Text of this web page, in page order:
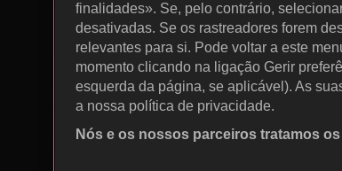
finalidades». Se, pelo contrário,
desativadas. Se os rastreadores forem
relevantes para si. Pode voltar a este
momento clicando na ligação Gerir
esquerda da página, se aplicável). As
a nossa política de privacidade.
Nós e os nossos parceiros tratamos